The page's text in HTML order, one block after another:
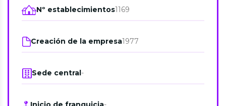
Nº establecimientos1169
Creación de la empresa1977
Sede central-